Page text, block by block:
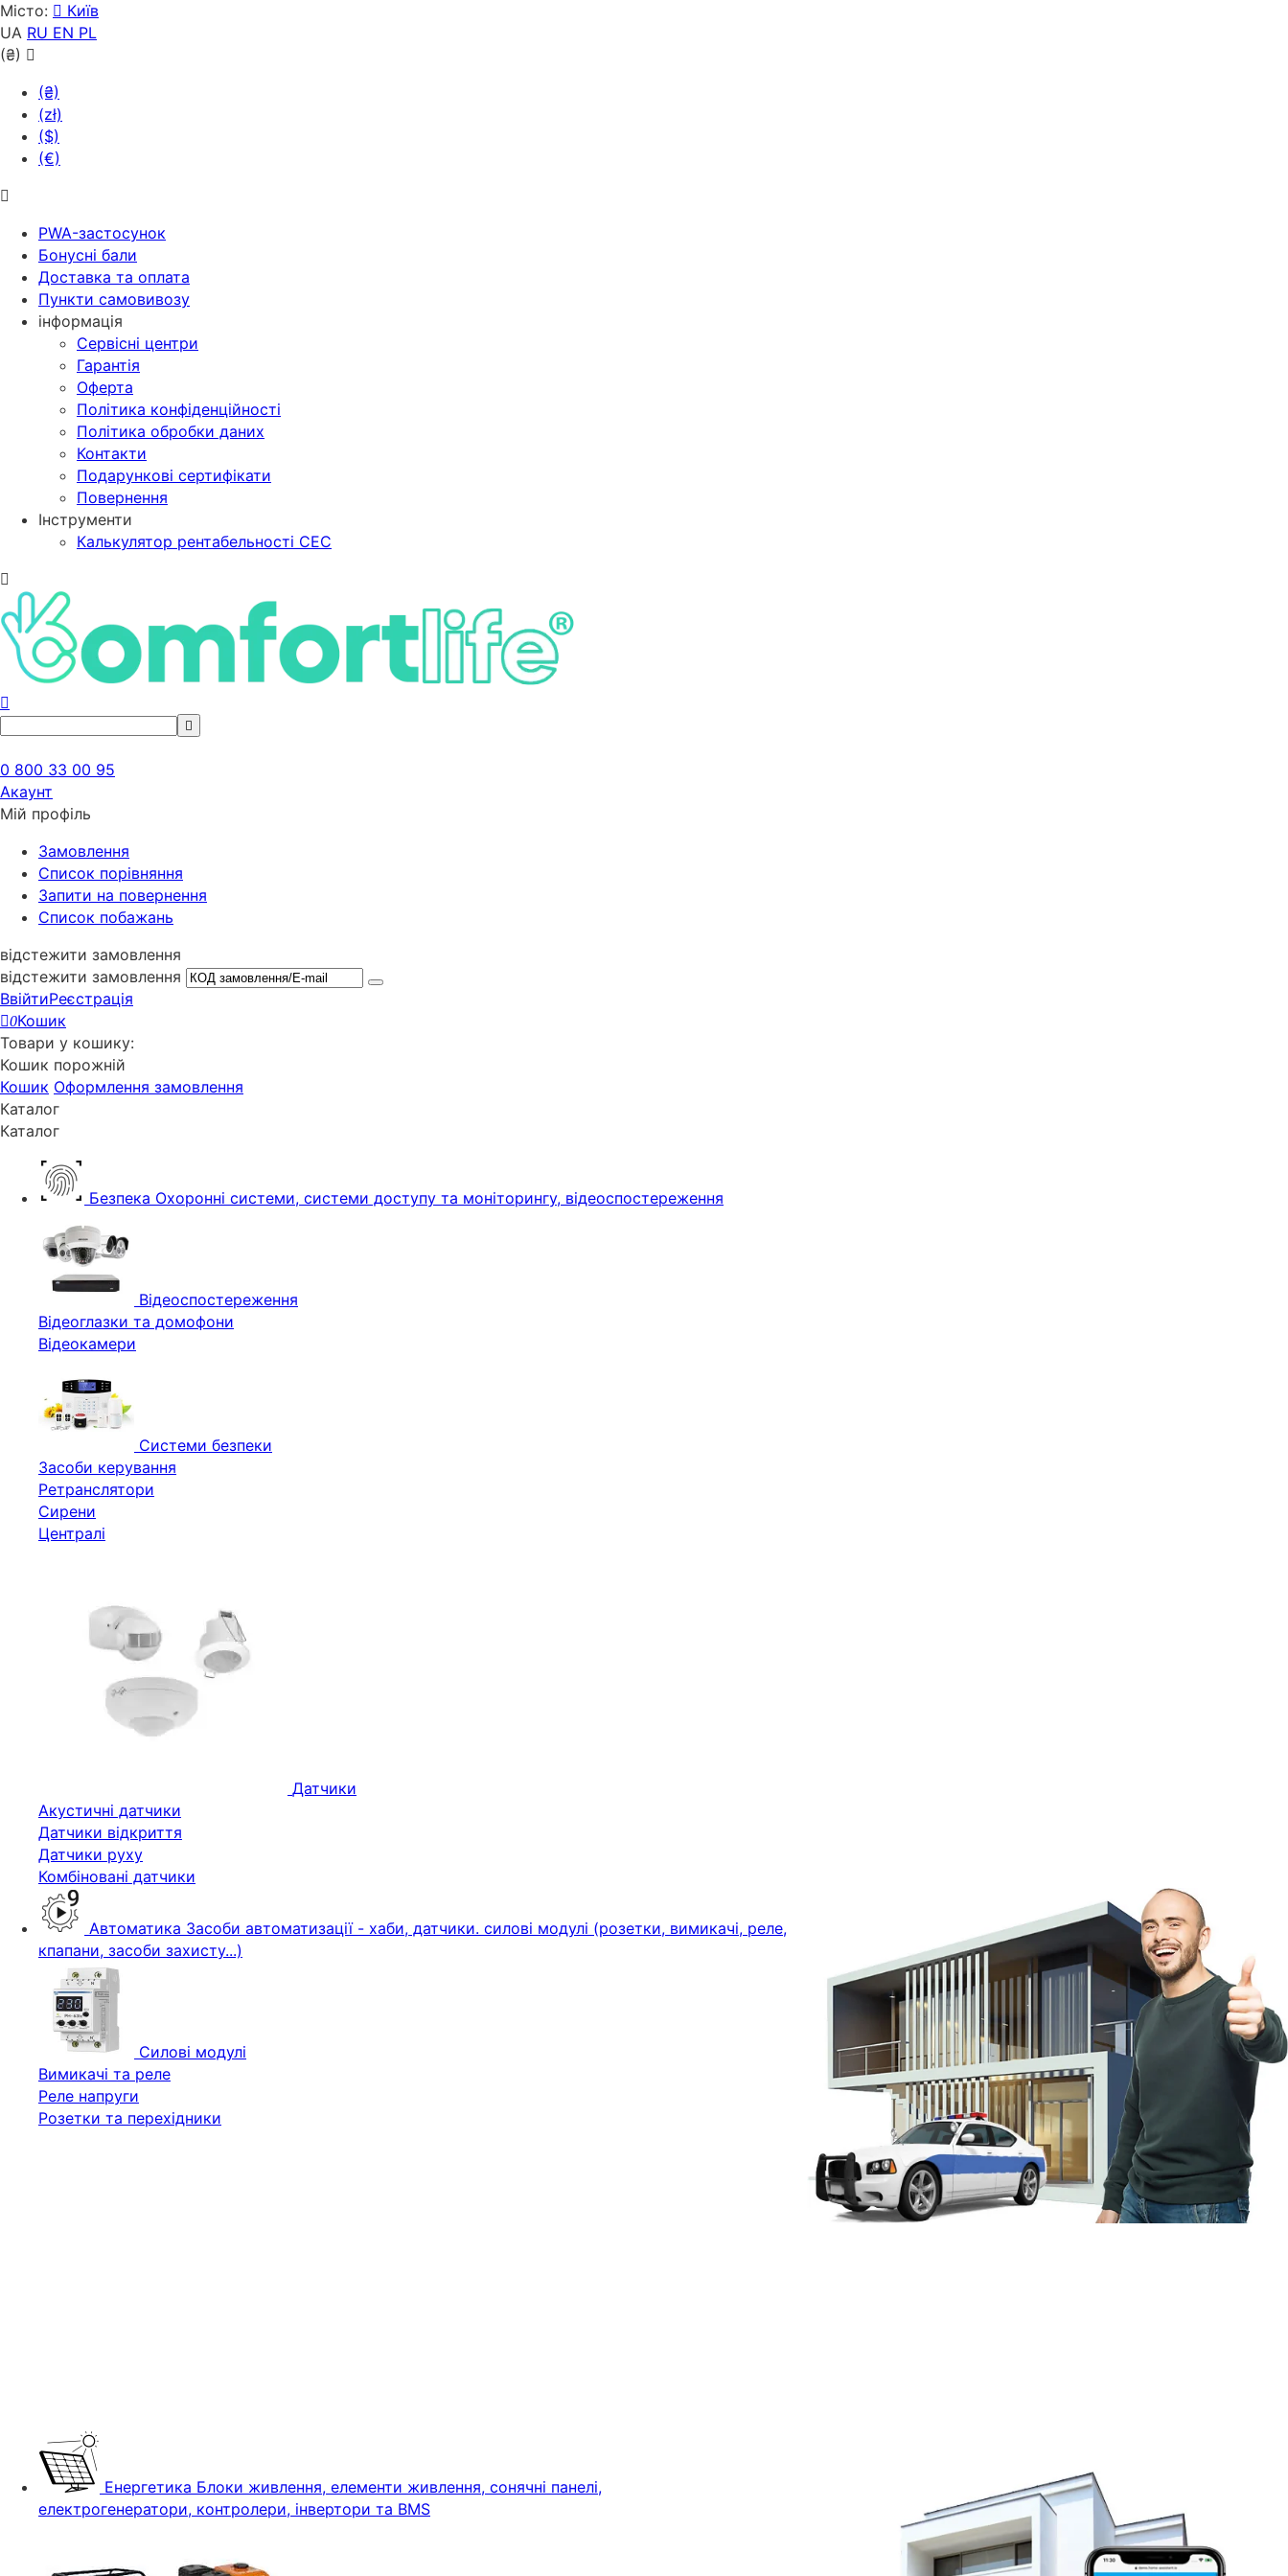
Місто:
Київ
UA RU EN PL
(₴)
(₴)
(zł)
($)
(€)
PWA-застосунок
Бонусні бали
Доставка та оплата
Пункти самовивозу
інформація
Сервісні центри
Гарантія
Оферта
Політика конфіденційності
Політика обробки даних
Контакти
Подарункові сертифікати
Повернення
Інструменти
Калькулятор рентабельності СЕС
0 800 33 00 95
Акаунт
Мій профіль
Замовлення
Cписок порівняння
Запити на повернення
Список побажань
відстежити замовлення
відстежити замовлення
ВвійтиРеєстрація
0Кошик
Товари у кошику:
Кошик порожній
Кошик Оформлення замовлення
Каталог
Каталог
Безпека Охоронні системи, системи доступу та моніторингу, відеоспостереження
Відеоспостереження
Відеоглазки та домофони
Відеокамери
Системи безпеки
Засоби керування
Ретранслятори
Сирени
Централі
Датчики
Акустичні датчики
Датчики відкриття
Датчики руху
Комбіновані датчики
Автоматика Засоби автоматизації - хаби, датчики. силові модулі (розетки, вимикачі, реле,
кпапани, засоби захисту...)
Силові модулі
Вимикачі та реле
Реле напруги
Розетки та перехідники
Енергетика Блоки живлення, елементи живлення, сонячні панелі,
електрогенератори, контролери, інвертори та BMS